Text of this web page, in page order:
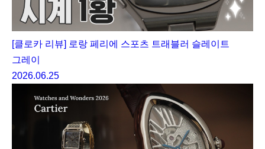
[클로카 리뷰] 로랑 페리에 스포츠 트래블러 슬레이트
그레이
2026.06.25